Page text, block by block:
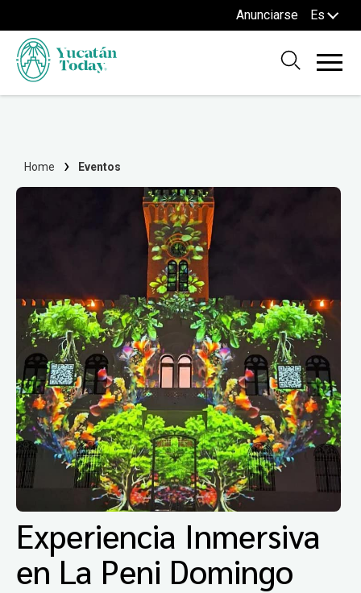
Anunciarse Es
Home Eventos
Experiencia Inmersiva
en La Peni Domingo